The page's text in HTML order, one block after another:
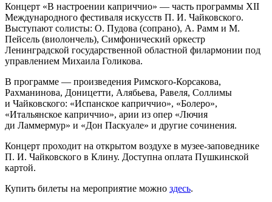
Концерт «В настроении каприччио» — часть программы XII
Международного фестиваля искусств П. И. Чайковского.
Выступают солисты: О. Пудова (сопрано), А. Рамм и М.
Пейсель (виолончель), Симфонический оркестр
Ленинградской государственной областной филармонии под
управлением Михаила Голикова.
В программе — произведения Римского-Корсакова,
Рахманинова, Доницетти, Алябьева, Равеля, Соллимы
и Чайковского: «Испанское каприччио», «Болеро»,
«Итальянское каприччио», арии из опер «Лючия
ди Ламмермур» и «Дон Паскуале» и другие сочинения.
Концерт проходит на открытом воздухе в музее-заповеднике
П. И. Чайковского в Клину. Доступна оплата Пушкинской
картой.
Купить билеты на мероприятие можно здесь.